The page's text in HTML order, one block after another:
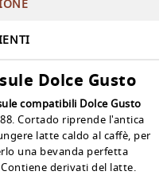
Dolce Gusto
compatibili Dolce Gusto
Cortado riprende l'antica
latte caldo al caffè, per
una bevanda perfetta
derivati del latte.